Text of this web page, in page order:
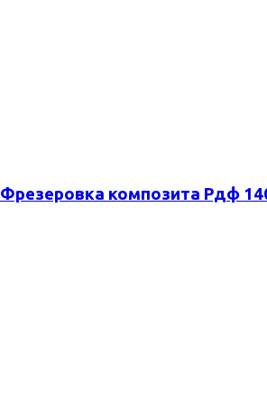
Фрезеровка композита Рдф